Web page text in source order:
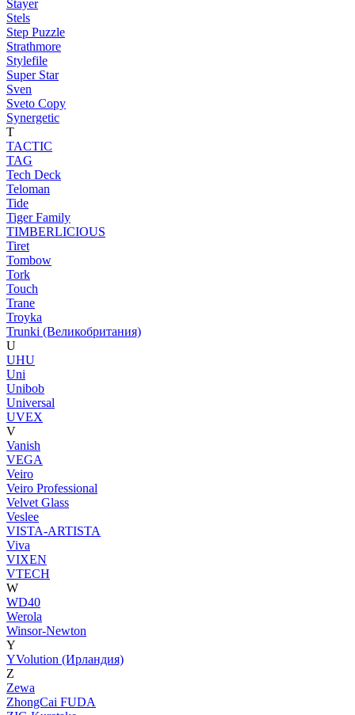
Stayer
Stels
Step Puzzle
Strathmore
Stylefile
Super Star
Sven
Sveto Copy
Synergetic
T
TACTIC
TAG
Tech Deck
Teloman
Tide
Tiger Family
TIMBERLICIOUS
Tiret
Tombow
Tork
Touch
Trane
Troyka
Trunki (Великобритания)
U
UHU
Uni
Unibob
Universal
UVEX
V
Vanish
VEGA
Veiro
Veiro Professional
Velvet Glass
Veslee
VISTA-ARTISTA
Viva
VIXEN
VTECH
W
WD40
Werola
Winsor-Newton
Y
YVolution (Ирландия)
Z
Zewa
ZhongCai FUDA